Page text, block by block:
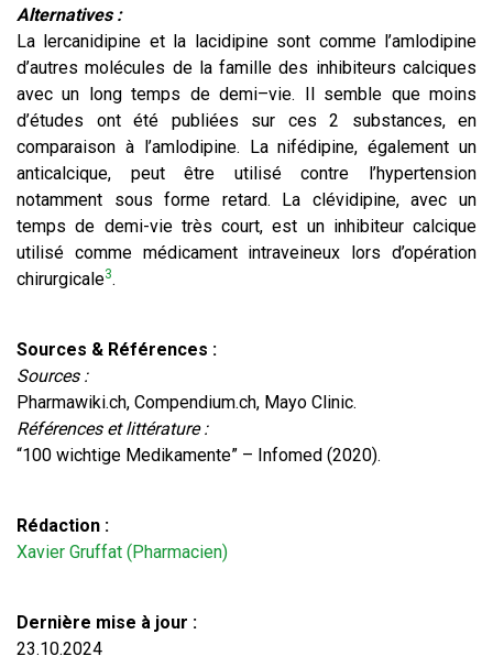
Alternatives :
La lercanidipine et la lacidipine sont comme l’amlodipine
d’autres molécules de la famille des inhibiteurs calciques
avec un long temps de demi–vie. Il semble que moins
d’études ont été publiées sur ces 2 substances, en
comparaison à l’amlodipine. La nifédipine, également un
anticalcique, peut être utilisé contre l’hypertension
notamment sous forme retard. La clévidipine, avec un
temps de demi-vie très court, est un inhibiteur calcique
utilisé comme médicament intraveineux lors d’opération
chirurgicale3.
Sources & Références :
Sources :
Pharmawiki.ch, Compendium.ch, Mayo Clinic.
Références et littérature :
“100 wichtige Medikamente” – Infomed (2020).
Rédaction :
Xavier Gruffat (Pharmacien)
Dernière mise à jour :
23.10.2024